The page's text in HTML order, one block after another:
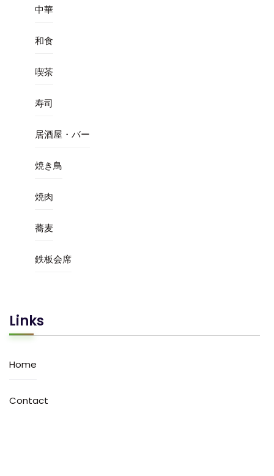
中華
和食
喫茶
寿司
居酒屋・バー
焼き鳥
焼肉
蕎麦
鉄板会席
Links
Home
Contact